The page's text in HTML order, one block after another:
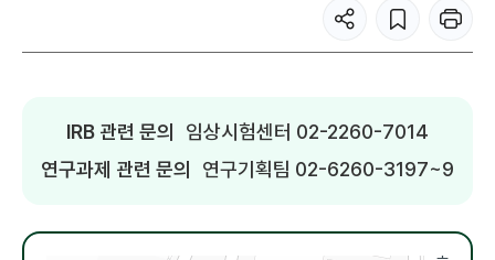
IRB 관련 문의
임상시험센터 02-2260-7014
연구과제 관련 문의
연구기획팀 02-6260-3197~9